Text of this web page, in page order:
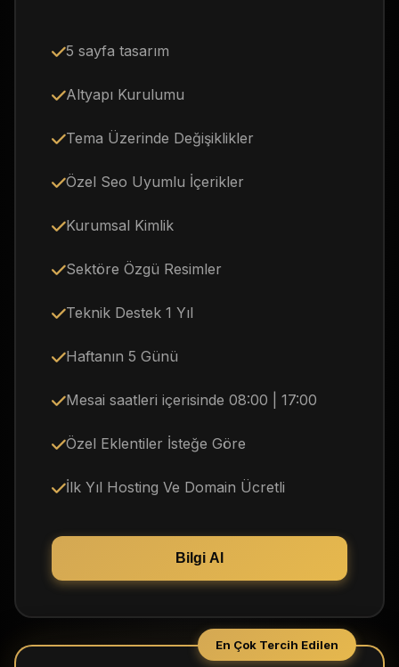
5 sayfa tasarım
Altyapı Kurulumu
Tema Üzerinde Değişiklikler
Özel Seo Uyumlu İçerikler
Kurumsal Kimlik
Sektöre Özgü Resimler
Teknik Destek 1 Yıl
Haftanın 5 Günü
Mesai saatleri içerisinde 08:00 | 17:00
Özel Eklentiler İsteğe Göre
İlk Yıl Hosting Ve Domain Ücretli
Bilgi Al
En Çok Tercih Edilen